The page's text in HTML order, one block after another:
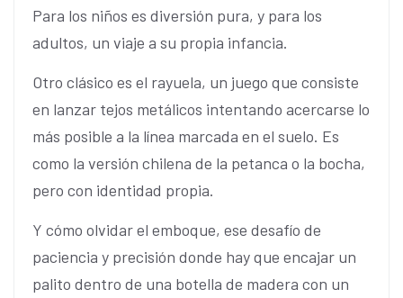
Para los niños es diversión pura, y para los
adultos, un viaje a su propia infancia.
Otro clásico es el rayuela, un juego que consiste
en lanzar tejos metálicos intentando acercarse lo
más posible a la línea marcada en el suelo. Es
como la versión chilena de la petanca o la bocha,
pero con identidad propia.
Y cómo olvidar el emboque, ese desafío de
paciencia y precisión donde hay que encajar un
palito dentro de una botella de madera con un